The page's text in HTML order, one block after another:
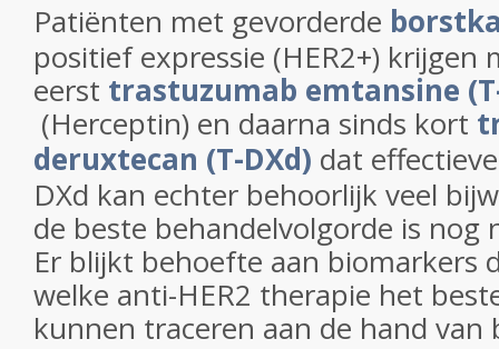
Patiënten met gevorderde
positief expressie (HER2+) krijgen
eerst trastuzumab emtansine
(Herceptin) en daarna sinds kort
deruxtecan (T-DXd) dat
DXd kan echter behoorlijk veel
de beste behandelvolgorde is nog
Er blijkt behoefte aan biomarkers
welke anti-HER2 therapie het
kunnen traceren aan de hand van